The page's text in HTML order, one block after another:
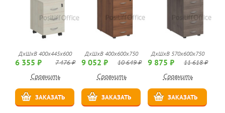
ДхШхВ 400x445x600
6 355 ₽ 7 476 ₽
Сравнить
ЗАКАЗАТЬ
ДхШхВ 400x600x750
9 052 ₽ 10 649 ₽
Сравнить
ЗАКАЗАТЬ
ДхШхВ 570x600x750
9 875 ₽ 11 618 ₽
Сравнить
ЗАКАЗАТЬ